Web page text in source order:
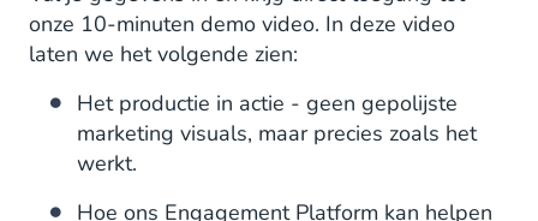
onze 10-minuten demo video. In deze video
laten we het volgende zien:
Het productie in actie - geen gepolijste
marketing visuals, maar precies zoals het
werkt.
Hoe ons Engagement Platform kan helpen